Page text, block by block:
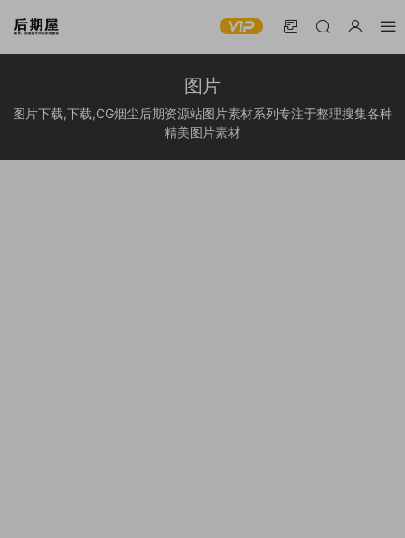
图片
图片下载,下载,CG烟尘后期资源站图片素材系列专注于整理搜集各种
精美图片素材